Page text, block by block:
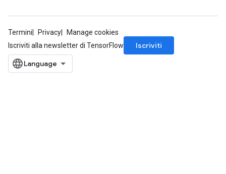
Termini Privacy
Manage cookies
Iscriviti alla newsletter di TensorFlow
Iscriviti